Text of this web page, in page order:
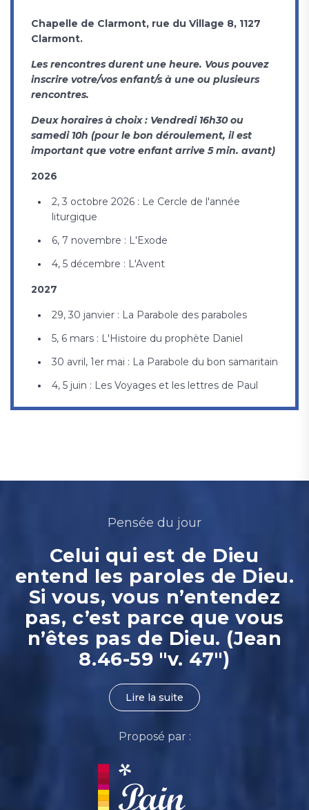
Chapelle de Clarmont, rue du Village 8, 1127
Clarmont.
Les rencontres durent une heure. Vous pouvez
inscrire votre/vos enfant/s à une ou plusieurs
rencontres.
Deux horaires à choix : Vendredi 16h30 ou
samedi 10h (pour le bon déroulement, il est
important que votre enfant arrive 5 min. avant)
2026
2, 3 octobre 2026 : Le Cercle de l'année
liturgique
6, 7 novembre : L'Exode
4, 5 décembre : L'Avent
2027
29, 30 janvier : La Parabole des paraboles
5, 6 mars : L'Histoire du prophète Daniel
30 avril, 1er mai : La Parabole du bon samaritain
4, 5 juin : Les Voyages et les lettres de Paul
Pensée du jour
Celui qui est de Dieu
entend les paroles de Dieu.
Si vous, vous n’entendez
pas, c’est parce que vous
n’êtes pas de Dieu. (Jean
8.46-59 "v. 47")
Lire la suite
Proposé par :